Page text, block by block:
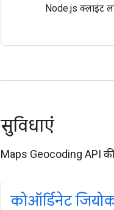
Node.js क्लाइंट
सुविधाएं
Maps Geocoding API
कोऑर्डिनेट